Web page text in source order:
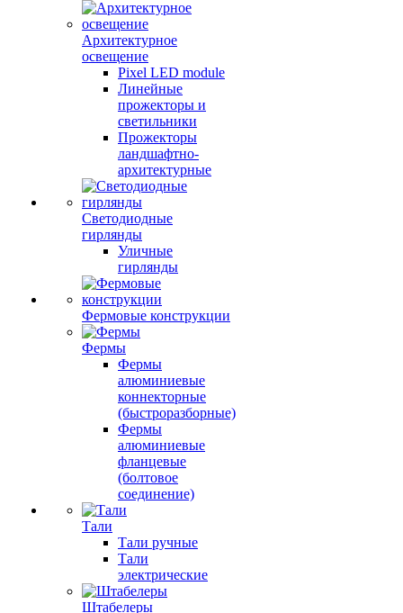
Архитектурное
освещение
Pixel LED module
Линейные
прожекторы и
светильники
Прожекторы
ландшафтно-
архитектурные
Светодиодные
гирлянды
Уличные
гирлянды
Фермовые конструкции
Фермы
Фермы
алюминиевые
коннекторные
(быстроразборные)
Фермы
алюминиевые
фланцевые
(болтовое
соединение)
Тали
Тали ручные
Тали
электрические
Штабелеры